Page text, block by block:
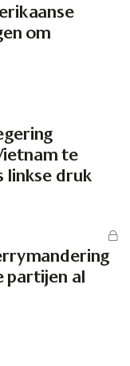
om
te
linkse druk
partijen al